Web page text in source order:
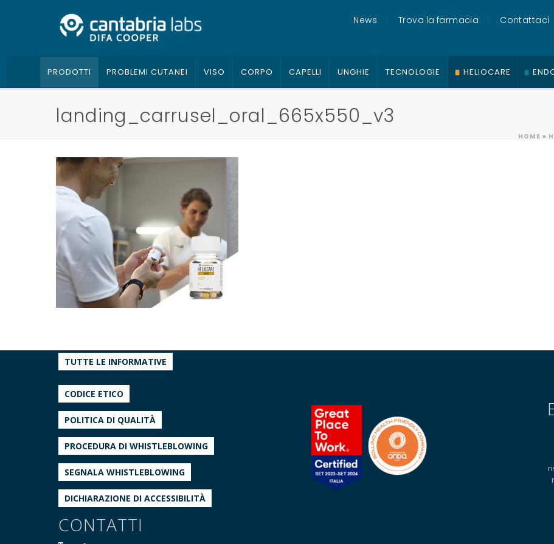
News Trova la farmacia Contattaci
PRODOTTI PROBLEMI CUTANEI VISO CORPO CAPELLI UNGHIE TECNOLOGIE HELIOCARE
landing_carrusel_oral_665x550_v3
HOME »
TUTTE LE INFORMATIVE
CODICE ETICO
POLITICA DI QUALITÀ
PROCEDURA DI WHISTLEBLOWING
SEGNALA WHISTLEBLOWING
DICHIARAZIONE DI ACCESSIBILITÀ
CONTATTI